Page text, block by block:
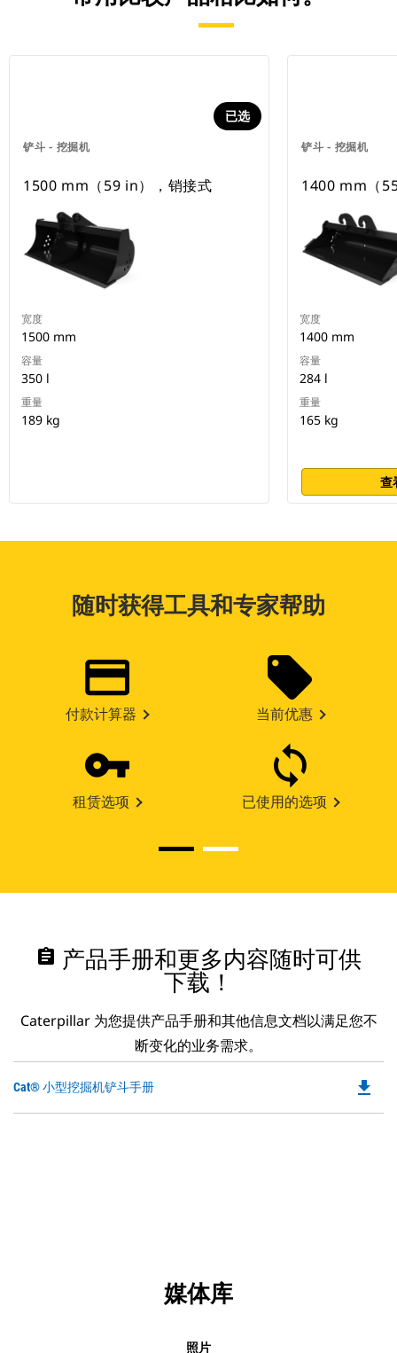
铲斗 - 挖掘机
已选
1500 mm（59 in），销接式
宽度
1500 mm
容量
350 l
重量
189 kg
铲斗 - 挖掘机
1400 mm（
宽度
1400 mm
容量
284 l
重量
165 kg
查
随时获得工具和专家帮助
付款计算器 当前优惠
租赁选项 已使用的选项
assignment 产品手册和更多内容随时可供
下载！
Caterpillar 为您提供产品手册和其他信息文档以满足您不
断变化的业务需求。
Cat® 小型挖掘机铲斗手册 file_download
媒体库
照片